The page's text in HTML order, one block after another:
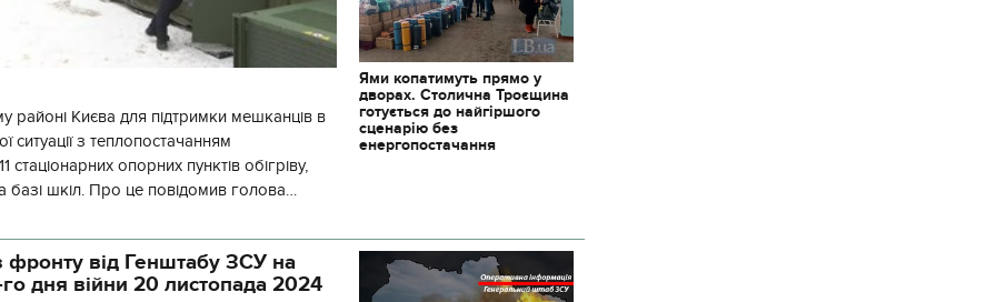
районі Києва для підтримки мешканців в
ситуації з теплопостачанням
стаціонарних опорних пунктів обігріву,
базі шкіл. Про це повідомив голова
Ями копатимуть прямо у
дворах. Столична Троєщина
готується до найгіршого
сценарію без
енергопостачання
фронту від Генштабу ЗСУ на
дня війни 20 листопада 2024